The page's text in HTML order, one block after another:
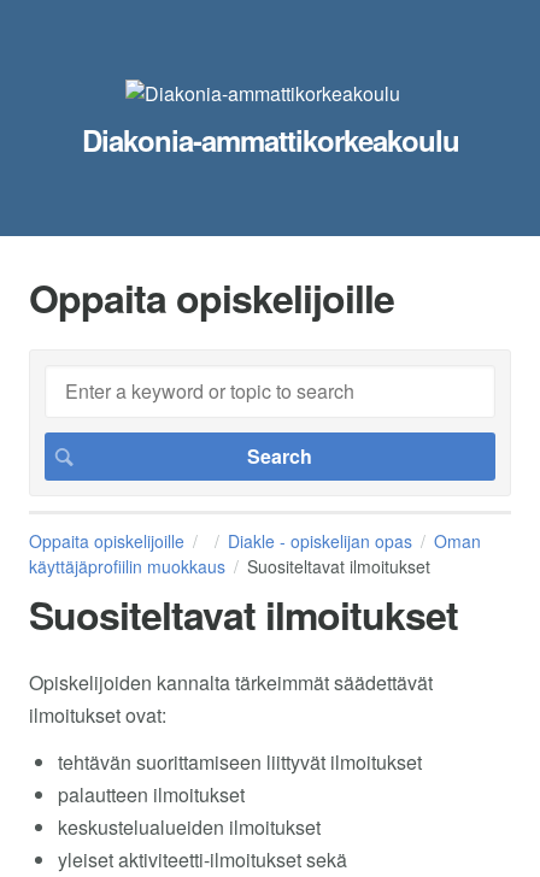
Diakonia-ammattikorkeakoulu
Oppaita opiskelijoille
Oppaita opiskelijoille Diakle - opiskelijan opas
Oman
käyttäjäprofiilin muokkaus
Suositeltavat ilmoitukset
Suositeltavat ilmoitukset
Opiskelijoiden kannalta tärkeimmät säädettävät
ilmoitukset ovat:
tehtävän suorittamiseen liittyvät ilmoitukset
palautteen ilmoitukset
keskustelualueiden ilmoitukset
yleiset aktiviteetti-ilmoitukset sekä